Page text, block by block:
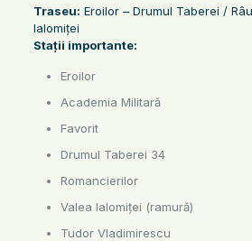
Traseu: Eroilor – Drumul Taberei /
Ialomiței
Stații importante:
Eroilor
Academia Militară
Favorit
Drumul Taberei 34
Romancierilor
Valea Ialomiței (ramură)
Tudor Vladimirescu